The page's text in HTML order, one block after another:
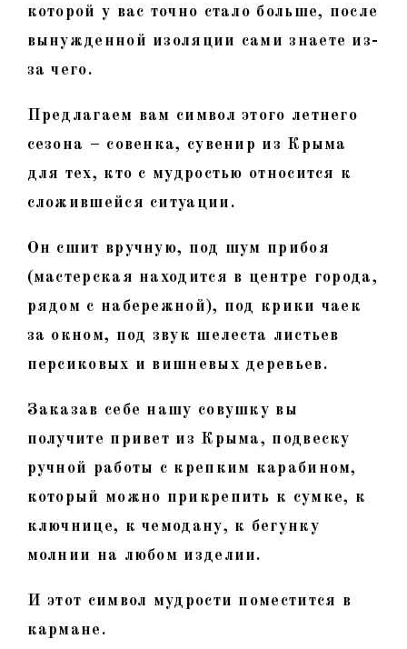
которой у вас точно стало больше, после
вынужденной изоляции сами знаете из-
за чего.
Предлагаем вам символ этого летнего
сезона – совенка, сувенир из Крыма
для тех, кто с мудростью относится к
сложившейся ситуации.
Он сшит вручную, под шум прибоя
(мастерская находится в центре города,
рядом с набережной), под крики чаек
за окном, под звук шелеста листьев
персиковых и вишневых деревьев.
Заказав себе нашу совушку вы
получите привет из Крыма, подвеску
ручной работы с крепким карабином,
который можно прикрепить к сумке, к
ключнице, к чемодану, к бегунку
молнии на любом изделии.
И этот символ мудрости поместится в
кармане.